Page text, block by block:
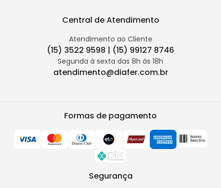
Central de Atendimento
Atendimento ao Cliente
(15) 3522 9598 | (15) 99127 8746
Segunda à sexta das 8h às 18h
atendimento@diafer.com.br
Formas de pagamento
Segurança